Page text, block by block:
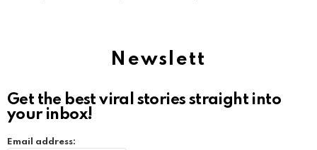
Newslett
Get the best viral stories straight into
your inbox!
Email address: